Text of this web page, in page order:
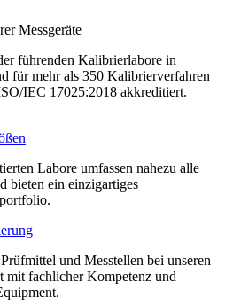
Messgeräte
führenden Kalibrierlabore in
für mehr als 350 Kalibrierverfahren
IEC 17025:2018 akkreditiert.
Labore umfassen nahezu alle
bieten ein einzigartiges
und Messtellen bei unseren
mit fachlicher Kompetenz und